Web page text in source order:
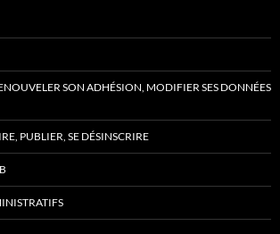
SON ADHÉSION, MODIFIER SES DONNÉES
PUBLIER, SE DÉSINSCRIRE